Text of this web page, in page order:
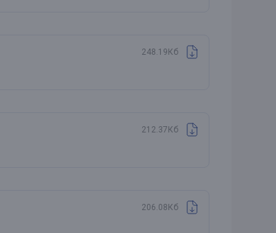
248.19Кб
212.37Кб
206.08Кб